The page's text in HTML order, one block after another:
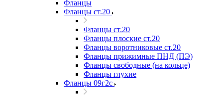
Фланцы
Фланцы ст.20
Фланцы ст.20
Фланцы плоские ст.20
Фланцы воротниковые ст.20
Фланцы прижимные ПНД (ПЭ)
Фланцы свободные (на кольце)
Фланцы глухие
Фланцы 09г2с